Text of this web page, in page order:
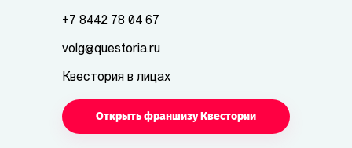
+7 8442 78 04 67
volg@questoria.ru
Квестория в лицах
Открыть франшизу Квестории